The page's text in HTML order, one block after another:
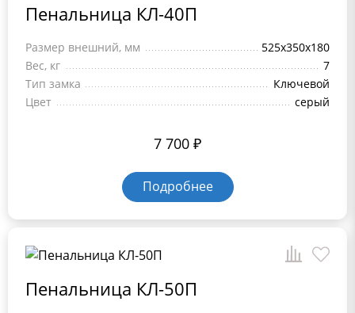
Пенальница КЛ-40П
Размер внешний, мм
525x350x180
Вес, кг
7
Тип замка
Ключевой
Цвет
серый
7 700 ₽
Подробнее
Пенальница КЛ-50П